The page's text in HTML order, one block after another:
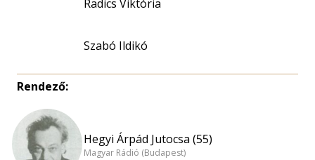
Radics Viktória
Szabó Ildikó
Rendező:
Hegyi Árpád Jutocsa (55)
Magyar Rádió (Budapest)